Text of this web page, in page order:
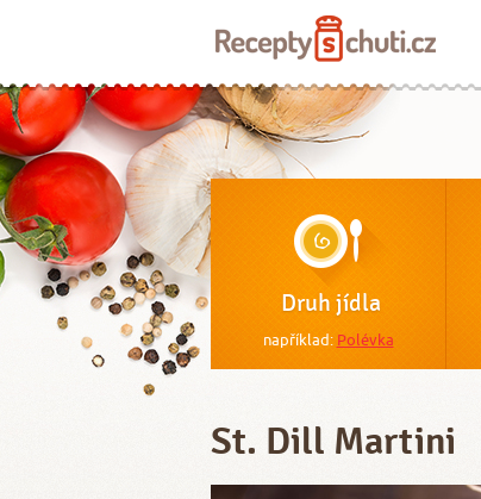
Druh jídla
například: Polévka
St. Dill Martini